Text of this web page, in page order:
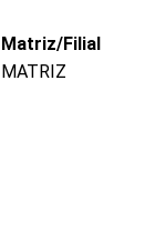
Matriz/Filial
MATRIZ